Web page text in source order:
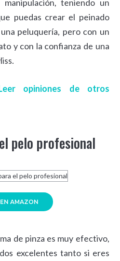
teniendo un
puedas crear el peinado
peluquería, pero con un
y con la confianza de una
opiniones de otros
pelo profesional
AMAZON
de pinza es muy efectivo,
excelentes tanto si eres